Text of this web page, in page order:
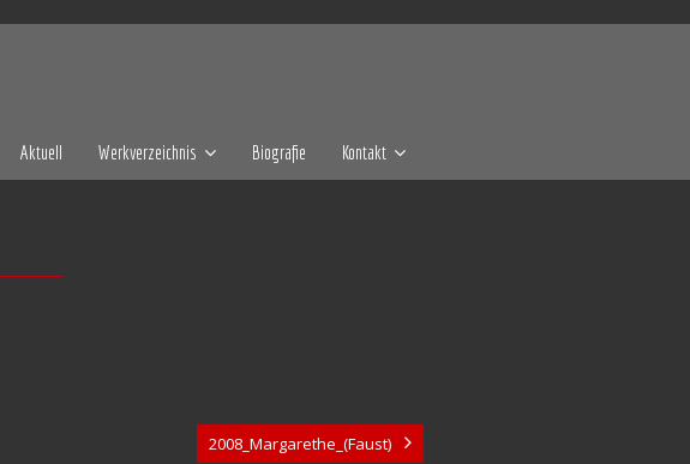
Aktuell Werkverzeichnis Biografie Kontakt
2008_Margarethe_(Faust)